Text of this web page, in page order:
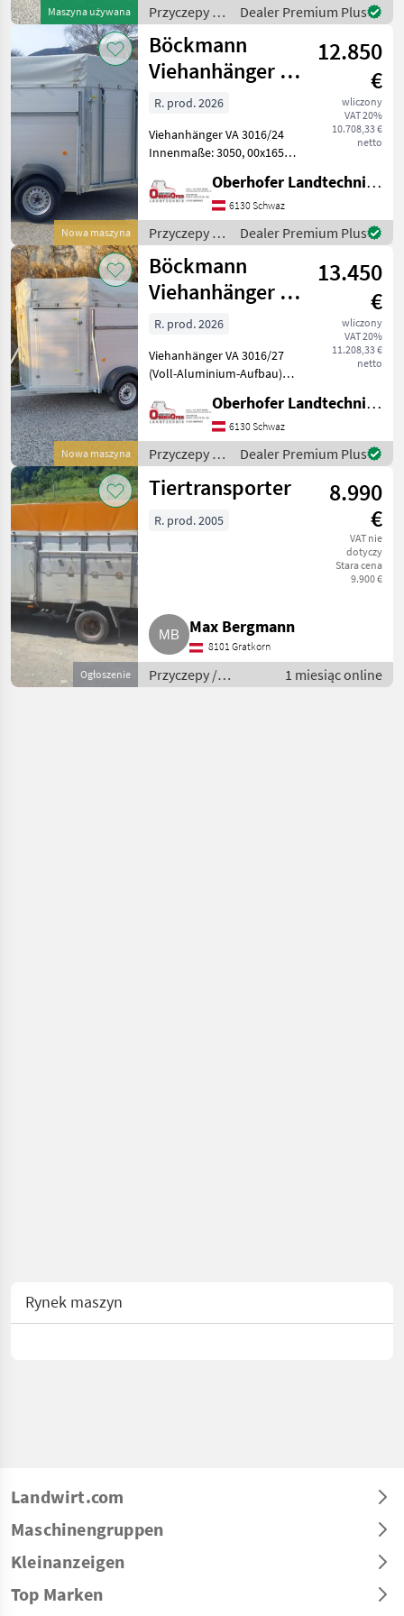
Maszyna używana
Zulässiges Gesamtgewic
Przyczepy /
Böckmann
Dealer Premium Plus
Nowa maszyna
Böckmann
Viehanhänger VA
3016/24 2400 kg
Alu
12.850
€
wliczony
VAT 20%
10.708,33 €
netto
R. prod. 2026
Viehanhänger VA 3016/24
Innenmaße: 3050, 00x1650,
Gesamtgewicht 2400kg
Vollalu-Anhänger (mit
Qualitäts-Aluminiumboden
und eloxiertem Alum
Oberhofer Landtechnik GmbH
6130 Schwaz
Przyczepy /
Böckmann
Dealer Premium Plus
Nowa maszyna
Böckmann
Viehanhänger VA
3016/27 2700 kg
Alu
13.450
€
wliczony
VAT 20%
11.208,33 €
netto
R. prod. 2026
Viehanhänger VA 3016/27
(Voll-Aluminium-Aufbau)
00x1650, 00x2020, 00 mm
Zulässiges Gesamtgewicht:
2700kg Nutzlast: 1860kg
Stellfläche: 4, 65
Oberhofer Landtechnik GmbH
6130 Schwaz
Przyczepy /
Böckmann
Dealer Premium Plus
Ogłoszenie
Tiertransporter
8.990
€
VAT nie
dotyczy
Stara cena
9.900 €
R. prod. 2005
Max Bergmann
8101 Gratkorn
Przyczepy /
Przyczepy do
1 miesiąc online
Rynek maszyn
Landwirt.com
Maschinengruppen
Kleinanzeigen
Top Marken